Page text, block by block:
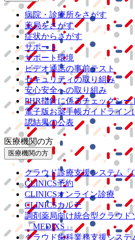
病院・診療所をさがす
薬局をさがす
症状からさがす
サポート
サポート環境
ビデオ通話の事前テスト
セキュリティの取り組み
安心安全への取り組み
PHR指針に係るチェックシー
電子版お薬手帳ガイドライン
認結果の公表
医療機関の方
医療機関の方
クラウド診療支援システム
CLINICS予約
CLINICSオンライン診療
CLINICSカルテ
調剤薬局向け統合型クラウド
「MEDIXS」
クラウド歯科業務支援システ